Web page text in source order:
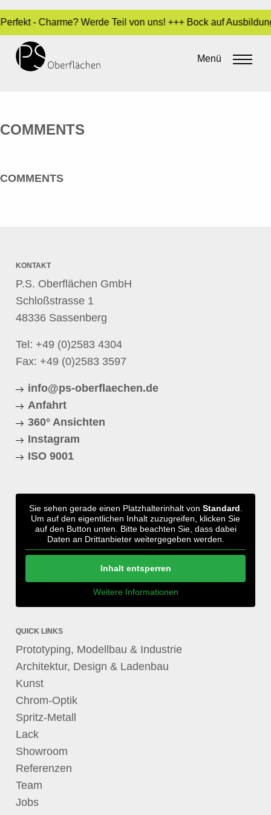
- Charme? Werde Teil von uns! +++ Bock auf
Menü
POLENZ GMBH & CO. KG
admin•20. Mai 2016
COMMENTS
COMMENTS
KONTAKT
P.S. Oberflächen GmbH
Schloßstrasse 1
48336 Sassenberg
Tel: +49 (0)2583 4304
Fax: +49 (0)2583 3597
info@ps-oberflaechen.de
Anfahrt
360° Ansichten
Instagram
ISO 9001
Sie sehen gerade einen Platzhalterinhalt von Standard
Um auf den eigentlichen Inhalt zuzugreifen, klicken Sie
auf den Button unten. Bitte beachten Sie, dass dabei
Daten an Drittanbieter weitergegeben werden.
Inhalt entsperren
Weitere Informationen
QUICK LINKS
Prototyping, Modellbau & Industrie
Architektur, Design & Ladenbau
Kunst
Chrom-Optik
Spritz-Metall
Lack
Showroom
Referenzen
Team
Jobs